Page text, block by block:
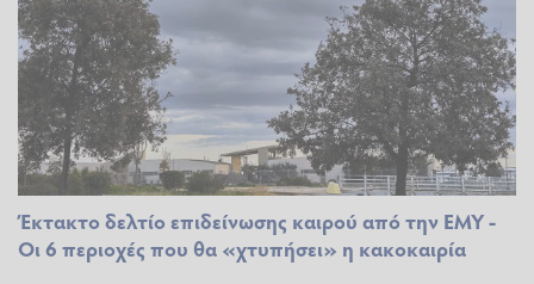
Έκτακτο δελτίο επιδείνωσης καιρού από την ΕΜΥ -
Οι 6 περιοχές που θα «χτυπήσει» η κακοκαιρία